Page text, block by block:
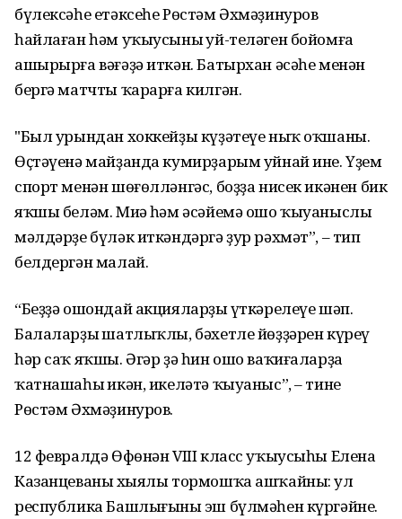
бүлексәһе етәксеһе Рөстәм Әхмәҙинуров
һайлаған һәм уҡыусының уй-теләген бойомға
ашырырға вәғәҙә иткән. Батырхан әсәһе менән
бергә матчты ҡарарға килгән.
"Был урындан хоккейҙы күҙәтеүе ныҡ оҡшаны.
Өҫтәүенә майҙанда кумирҙарым уйнай ине. Үҙем
спорт менән шөғөлләнгәс, боҙҙа нисек икәнен бик
яҡшы беләм. Миңә һәм әсәйемә ошо ҡыуаныслы
мәлдәрҙе бүләк иткәндәргә ҙур рәхмәт”, – тип
белдергән малай.
“Беҙҙә ошондай акцияларҙың үткәрелеүе шәп.
Балаларҙың шатлыҡлы, бәхетле йөҙҙәрен күреү
һәр саҡ яҡшы. Әгәр ҙә һин ошо ваҡиғаларҙа
ҡатнашаһың икән, икеләтә ҡыуаныс”, – тине
Рөстәм Әхмәҙинуров.
12 февралдә Өфөнән VIII класс уҡыусыһы Елена
Казанцеваның хыялы тормошҡа ашҡайны: ул
республика Башлығының эш бүлмәһен күргәйне.